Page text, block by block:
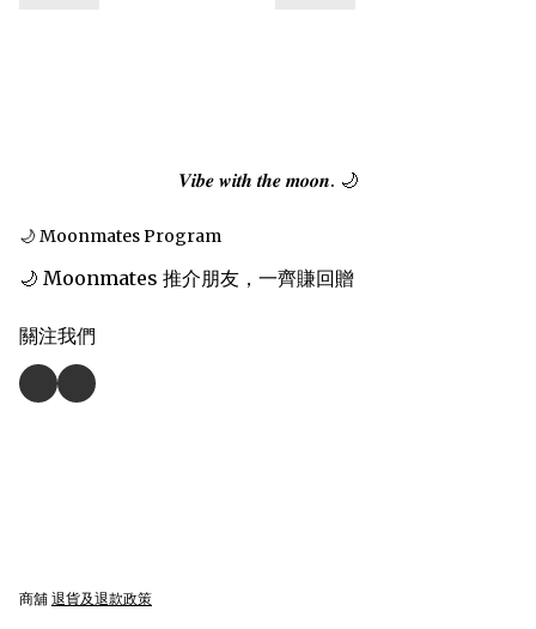
𝑽𝒊𝒃𝒆 𝒘𝒊𝒕𝒉 𝒕𝒉𝒆 𝒎𝒐𝒐𝒏. 🌙
🌙 Moonmates Program
🌙 Moonmates 推介朋友，一齊賺回贈
關注我們
商舖 退貨及退款政策